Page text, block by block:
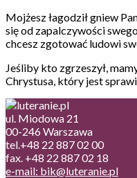
Mojżesz łagodził gniew
się od zapalczywości
chcesz zgotować ludowi
Jeśliby kto zgrzeszył,
Chrystusa, który jest
ul. Miodowa 21
00-246 Warszawa
tel.+48 22 887 02 00
fax. +48 22 887 02 18
e-mail: bik@luteranie.pl